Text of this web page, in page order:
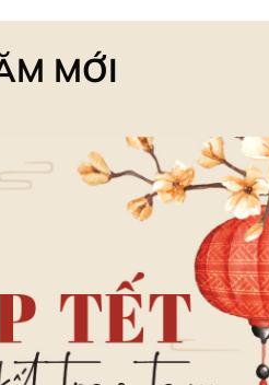
MỚI